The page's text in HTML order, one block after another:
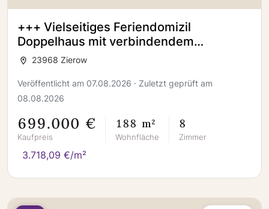
+++ Vielseitiges Feriendomizil
Doppelhaus mit verbindendem
Wellness-Faktor in Zierow +++
23968 Zierow
Veröffentlicht am 07.08.2026 · Zuletzt geprüft am
08.08.2026
699.000 €
Kaufpreis
188 m²
Wohnfläche
8
Zimmer
3.718,09 €/m²